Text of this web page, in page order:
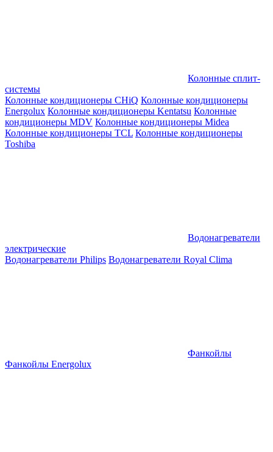
Колонные сплит-
системы
Колонные кондиционеры CHiQ Колонные кондиционеры
Energolux Колонные кондиционеры Kentatsu Колонные
кондиционеры MDV Колонные кондиционеры Midea
Колонные кондиционеры TCL Колонные кондиционеры
Toshiba
Водонагреватели
электрические
Водонагреватели Philips Водонагреватели Royal Clima
Фанкойлы
Фанкойлы Energolux